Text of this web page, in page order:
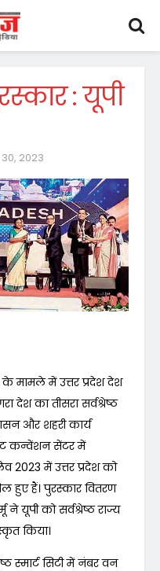
: यूपी
2023
के मामले में उत्तर प्रदेश देश
देश का तीसरा सर्वश्रेष्ठ
और शहरी कार्य
कन्वेंशन सेंटर में
2023 में उत्तर प्रदेश को
हुए हैं। पुरस्कार वितरण
ने यूपी को सर्वश्रेष्ठ राज्य
किया।
स्मार्ट सिटी में नंबर वन